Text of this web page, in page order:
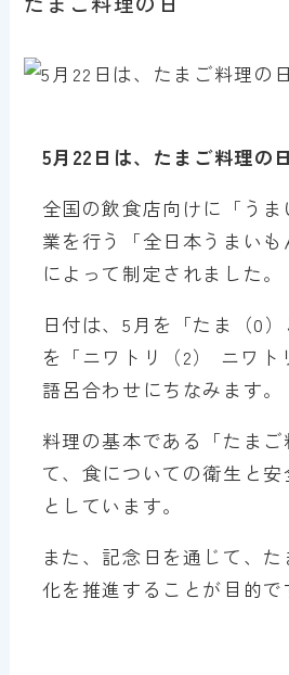
5月22日は、たまご料理の日
全国の飲食店向けに「う
業を行う「全日本うまいも
によって制定されました。
日付は、5月を「たま（0
を「ニワトリ（2） ニワト
語呂合わせにちなみます。
料理の基本である「たまご
て、食についての衛生と安
としています。
また、記念日を通じて、
化を推進することが目的で